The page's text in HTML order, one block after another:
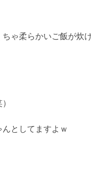
ゃ柔らかいご飯が炊
としてますよｗ